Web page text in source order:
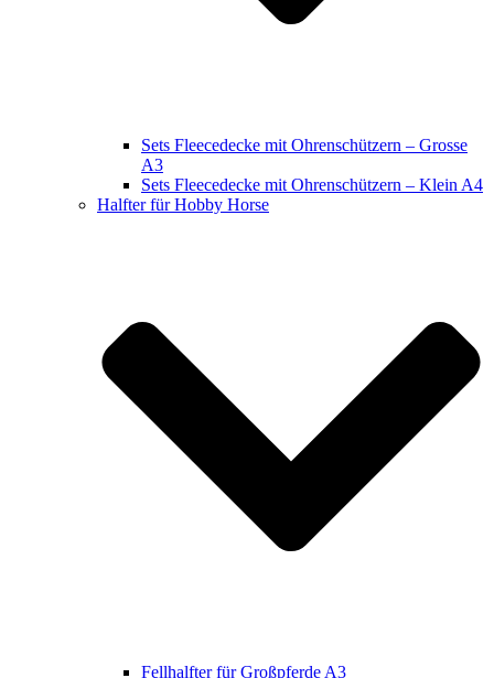
Sets Fleecedecke mit Ohrenschützern – Grosse
A3
Sets Fleecedecke mit Ohrenschützern – Klein A4
Halfter für Hobby Horse
Fellhalfter für Großpferde A3